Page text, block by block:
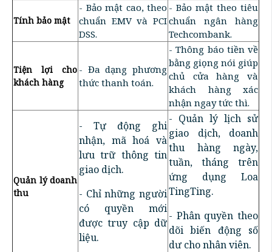
Tính bảo mật
- Bảo mật cao, theo
chuẩn EMV và PCI
DSS.
- Bảo mật theo tiêu
chuẩn ngân hàng
Techcombank.
Tiện lợi cho
khách hàng
- Đa dạng phương
thức thanh toán.
- Thông báo tiền về
bằng giọng nói giúp
chủ cửa hàng và
khách hàng xác
nhận ngay tức thì.
Quản lý doanh
thu
- Tự động ghi
nhận, mã hoá và
lưu trữ thông tin
giao dịch.
- Chỉ những người
có quyền mới
được truy cập dữ
liệu.
- Quản lý lịch sử
giao dịch, doanh
thu hàng ngày,
tuần, tháng trên
ứng dụng Loa
TingTing.
- Phân quyền theo
dõi biến động số
dư cho nhân viên.